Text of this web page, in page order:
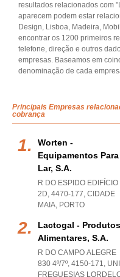
resultados relacionados com
aparecem podem estar
Design, Lisboa, Madeira,
encontrar os 1200 primeiros
telefone, direção e outros
empresas. Baseamos em
denominação de cada
Principais Empresas
cobrança
Worten -
Equipamentos Para
Lar, S.a.
R DO ESPIDO EDIFÍCIO
2D, 4470-177, CIDADE
MAIA, PORTO
Lactogal - Produtos
Alimentares, S.a.
R DO CAMPO ALEGRE
830 4º/7º, 4150-171,
FREGUESIAS